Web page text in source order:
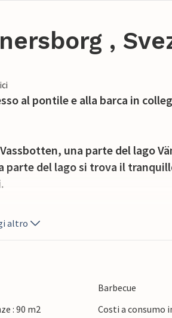
,
al pontile e alla barca in
una parte del lago
del lago si trova il
piano terra si trovano la cucina, il
panoramica sul Vassbotten. Il
da un soggiorno con TV per
altro
Barbecue
: 90 m2
Costi a consumo